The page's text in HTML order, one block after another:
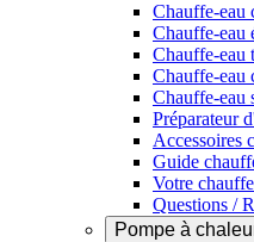
Chauffe-eau
Chauffe-eau
Chauffe-eau
Chauffe-eau
Chauffe-eau
Préparateur
Accessoires
Guide
Votre
Questions /
Pompe à